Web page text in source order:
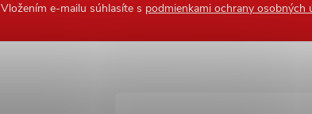
Vložením e-mailu súhlasíte s podmienkami ochrany osobných